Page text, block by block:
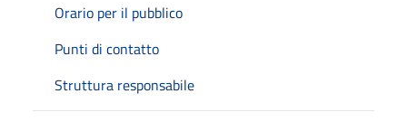
Orario per il pubblico
Punti di contatto
Struttura responsabile